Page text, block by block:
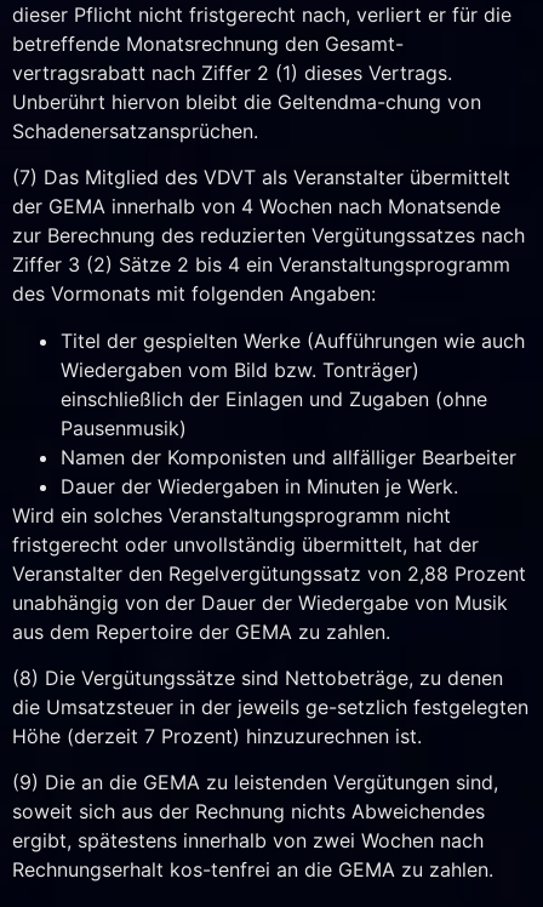
dieser Pflicht nicht fristgerecht nach, verliert er für die
betreffende Monatsrechnung den Gesamt-
vertragsrabatt nach Ziffer 2 (1) dieses Vertrags.
Unberührt hiervon bleibt die Geltendma-chung von
Schadenersatzansprüchen.
(7) Das Mitglied des VDVT als Veranstalter übermittelt
der GEMA innerhalb von 4 Wochen nach Monatsende
zur Berechnung des reduzierten Vergütungssatzes nach
Ziffer 3 (2) Sätze 2 bis 4 ein Veranstaltungsprogramm
des Vormonats mit folgenden Angaben:
Titel der gespielten Werke (Aufführungen wie auch
Wiedergaben vom Bild bzw. Tonträger)
einschließlich der Einlagen und Zugaben (ohne
Pausenmusik)
Namen der Komponisten und allfälliger Bearbeiter
Dauer der Wiedergaben in Minuten je Werk.
Wird ein solches Veranstaltungsprogramm nicht
fristgerecht oder unvollständig übermittelt, hat der
Veranstalter den Regelvergütungssatz von 2,88 Prozent
unabhängig von der Dauer der Wiedergabe von Musik
aus dem Repertoire der GEMA zu zahlen.
(8) Die Vergütungssätze sind Nettobeträge, zu denen
die Umsatzsteuer in der jeweils ge-setzlich festgelegten
Höhe (derzeit 7 Prozent) hinzuzurechnen ist.
(9) Die an die GEMA zu leistenden Vergütungen sind,
soweit sich aus der Rechnung nichts Abweichendes
ergibt, spätestens innerhalb von zwei Wochen nach
Rechnungserhalt kos-tenfrei an die GEMA zu zahlen.